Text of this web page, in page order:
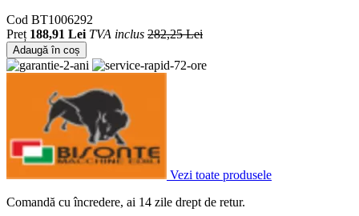
Cod BT1006292
Preț 188,91 Lei TVA inclus 282,25 Lei
Adaugă în coș
Vezi toate produsele
Comandă cu încredere, ai 14 zile drept de retur.